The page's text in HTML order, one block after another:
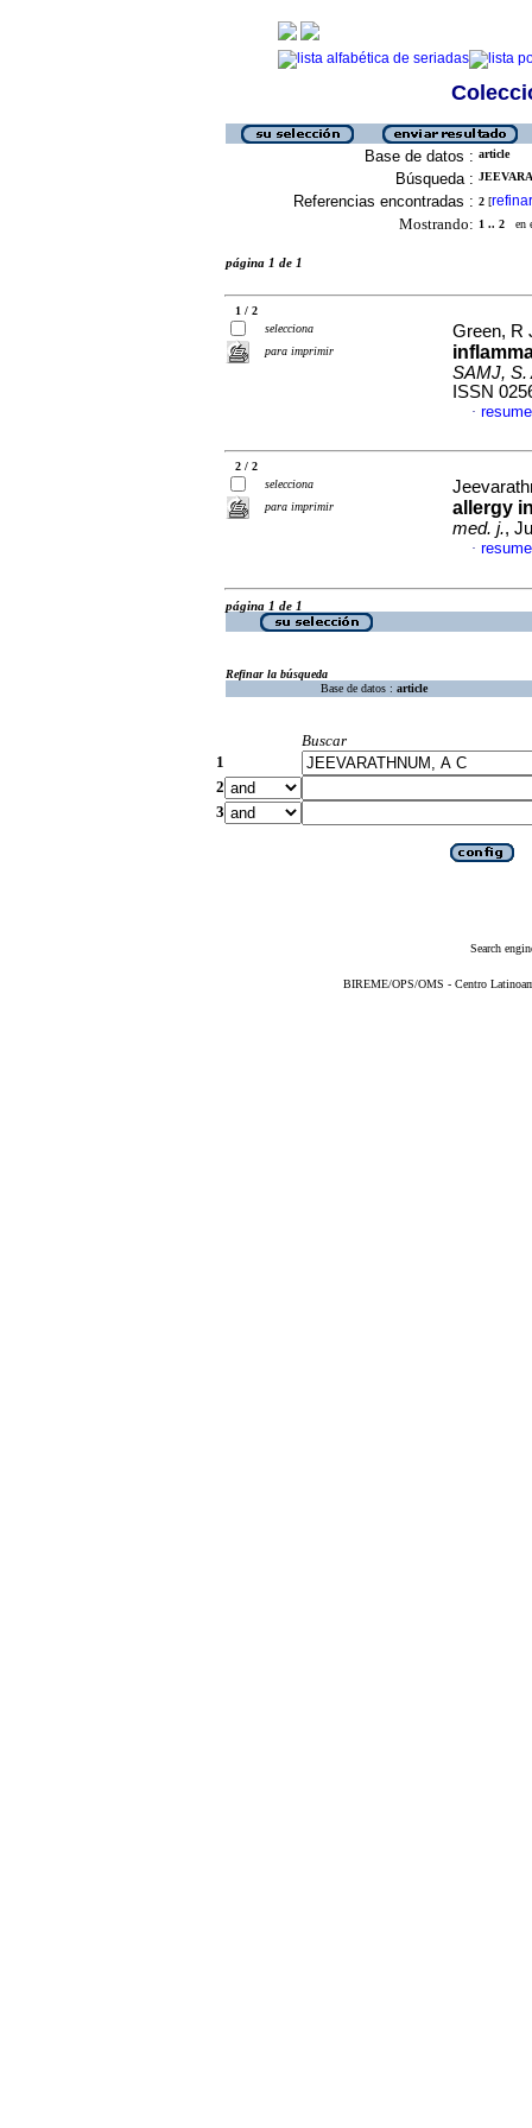
Base de datos : article
Búsqueda :
Referencias encontradas : 2 [refinar
Mostrando: 1 .. 2 en
página 1 de 1
1 / 2
selecciona
para imprimir
Green, R
SAMJ, S.
ISSN
·
2 / 2
selecciona
para imprimir
allergy
med. j.,
·
página 1 de 1
Refinar la búsqueda
Base de datos : article
Buscar
1
2
3
Search
BIREME/OPS/OMS - Centro